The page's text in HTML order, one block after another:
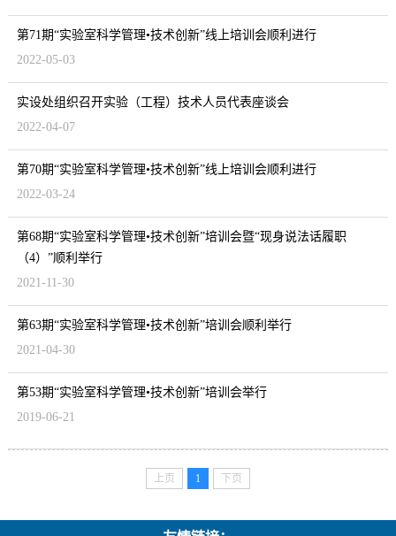
第71期“实验室科学管理•技术创新”线上培训会顺利进行
2022-05-03
实设处组织召开实验（工程）技术人员代表座谈会
2022-04-07
第70期“实验室科学管理•技术创新”线上培训会顺利进行
2022-03-24
第68期“实验室科学管理•技术创新”培训会暨“现身说法话履职
（4）”顺利举行
2021-11-30
第63期“实验室科学管理•技术创新”培训会顺利举行
2021-04-30
第53期“实验室科学管理•技术创新”培训会举行
2019-06-21
上页 1 下页